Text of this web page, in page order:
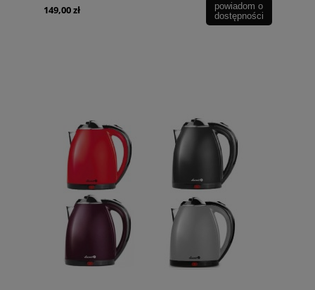
149,00 zł
powiadom o
dostępności